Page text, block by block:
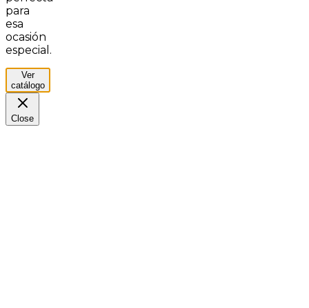
para
esa
ocasión
especial.
Ver
catálogo
Close